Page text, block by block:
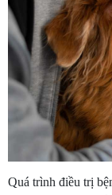
Quá trình điều trị